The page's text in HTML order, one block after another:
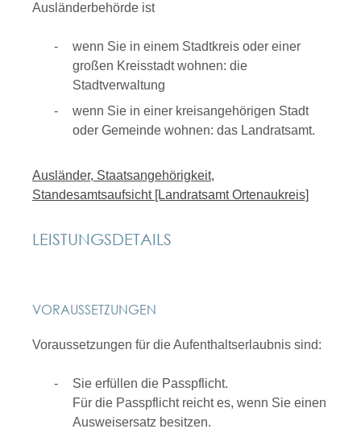
Ausländerbehörde ist
wenn Sie in einem Stadtkreis oder einer
großen Kreisstadt wohnen: die
Stadtverwaltung
wenn Sie in einer kreisangehörigen Stadt
oder Gemeinde wohnen: das Landratsamt.
Ausländer, Staatsangehörigkeit,
Standesamtsaufsicht [Landratsamt Ortenaukreis]
LEISTUNGSDETAILS
VORAUSSETZUNGEN
Voraussetzungen für die Aufenthaltserlaubnis sind:
Sie erfüllen die Passpflicht.
Für die Passpflicht reicht es, wenn Sie einen
Ausweisersatz besitzen.